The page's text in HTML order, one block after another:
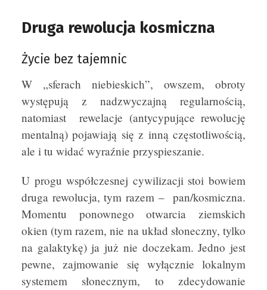
Druga rewolucja kosmiczna
Życie bez tajemnic
W „sferach niebieskich”, owszem, obroty
występują z nadzwyczajną regularnością,
natomiast rewelacje (antycypujące rewolucję
mentalną) pojawiają się z inną częstotliwością,
ale i tu widać wyraźnie przyspieszanie.
U progu współczesnej cywilizacji stoi bowiem
druga rewolucja, tym razem – pan/kosmiczna.
Momentu ponownego otwarcia ziemskich
okien (tym razem, nie na układ słoneczny, tylko
na galaktykę) ja już nie doczekam. Jedno jest
pewne, zajmowanie się wyłącznie lokalnym
systemem słonecznym, to zdecydowanie